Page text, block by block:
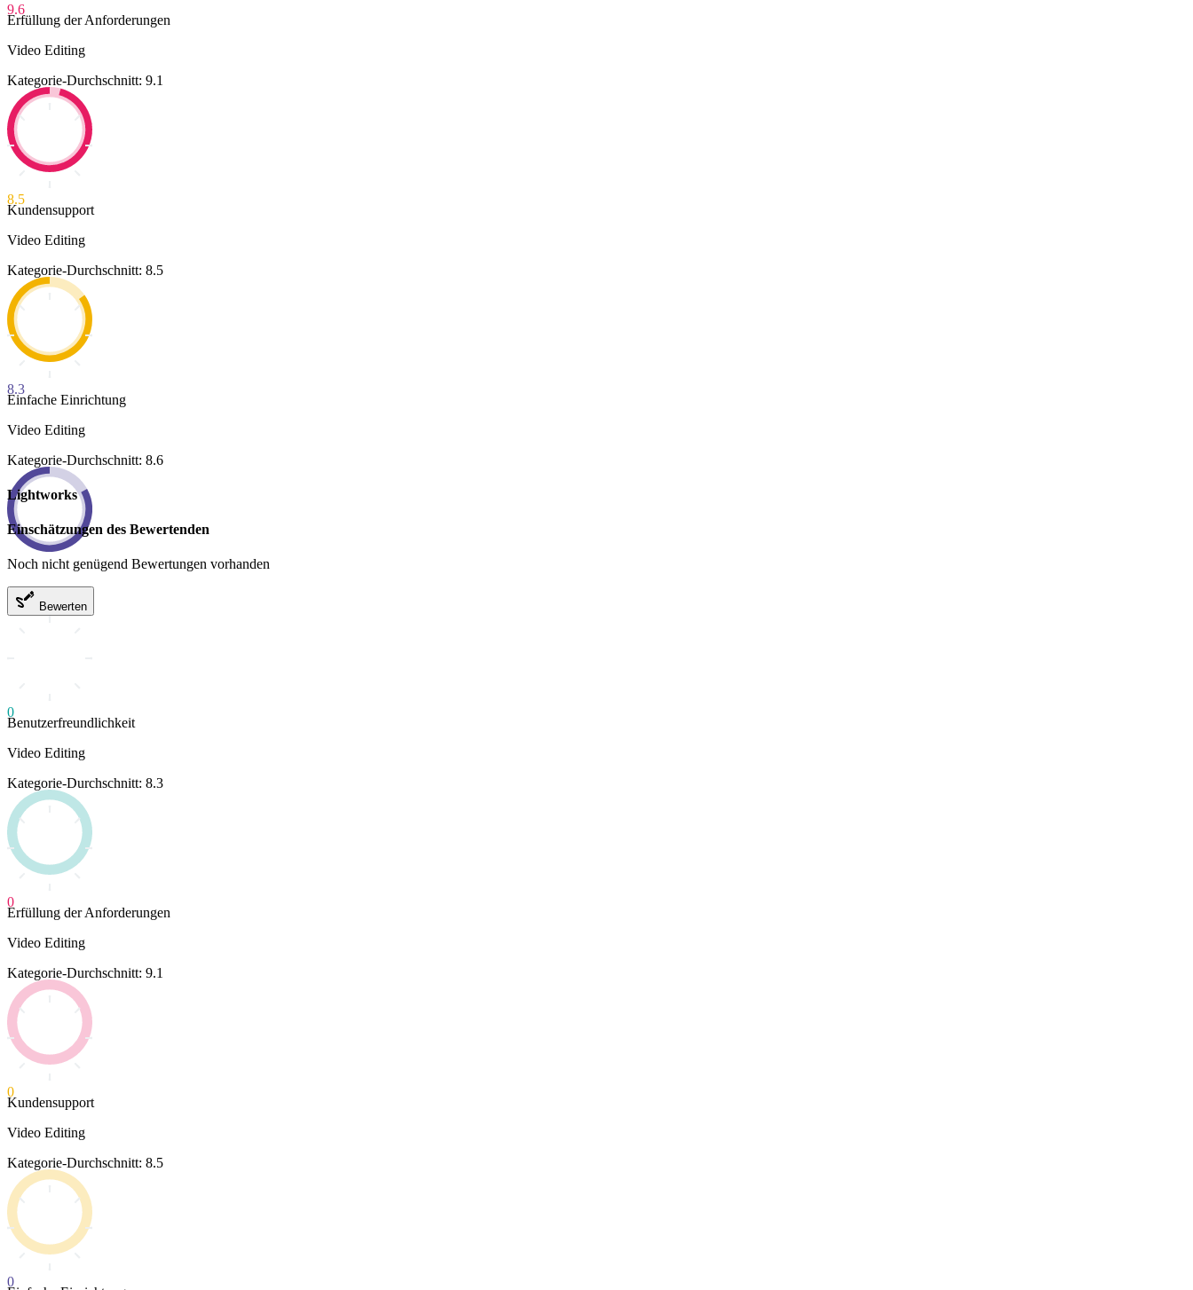
9.6
Erfüllung der Anforderungen
Video Editing
Kategorie-Durchschnitt: 9.1
8.5
Kundensupport
Video Editing
Kategorie-Durchschnitt: 8.5
8.3
Einfache Einrichtung
Video Editing
Kategorie-Durchschnitt: 8.6
Lightworks
Einschätzungen des Bewertenden
Noch nicht genügend Bewertungen vorhanden
Bewerten
0
Benutzerfreundlichkeit
Video Editing
Kategorie-Durchschnitt: 8.3
0
Erfüllung der Anforderungen
Video Editing
Kategorie-Durchschnitt: 9.1
0
Kundensupport
Video Editing
Kategorie-Durchschnitt: 8.5
0